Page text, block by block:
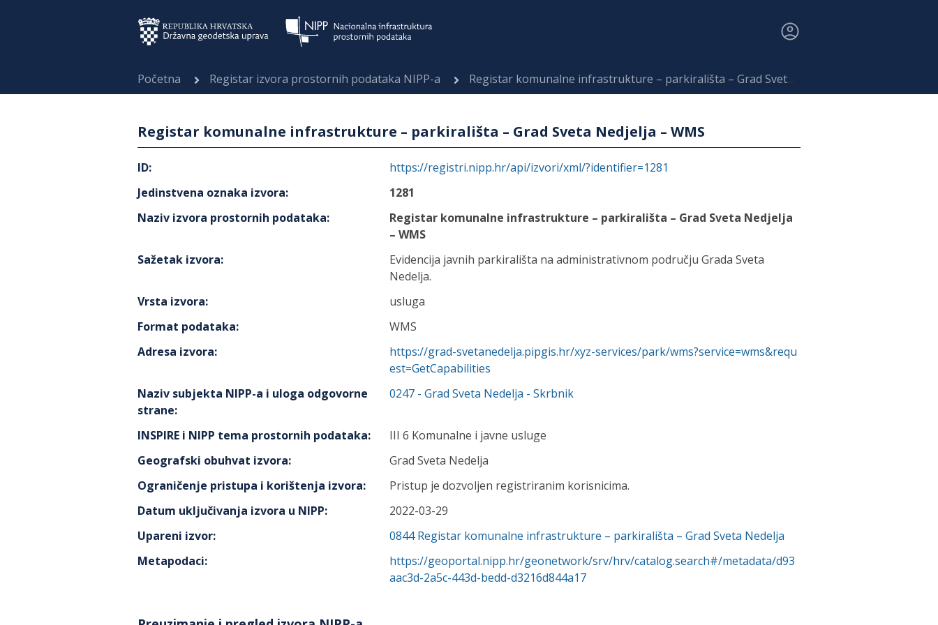
Početna Registar izvora prostornih podataka NIPP-a Registar komunalne infrastrukture – parkirališta – Grad Sveta Nedjelja – WMS
Registar komunalne infrastrukture – parkirališta – Grad Sveta Nedjelja – WMS
ID:
https://registri.nipp.hr/api/izvori/xml/?identifier=1281
Jedinstvena oznaka izvora:
1281
Naziv izvora prostornih podataka:
Registar komunalne infrastrukture – parkirališta – Grad Sveta Nedjelja
– WMS
Sažetak izvora:
Evidencija javnih parkirališta na administrativnom području Grada Sveta
Nedelja.
Vrsta izvora:
usluga
Format podataka:
WMS
Adresa izvora:
https://grad-svetanedelja.pipgis.hr/xyz-services/park/wms?service=wms&requ
est=GetCapabilities
Naziv subjekta NIPP-a i uloga odgovorne
strane:
0247 - Grad Sveta Nedelja - Skrbnik
INSPIRE i NIPP tema prostornih podataka:
III 6 Komunalne i javne usluge
Geografski obuhvat izvora:
Grad Sveta Nedelja
Ograničenje pristupa i korištenja izvora:
Pristup je dozvoljen registriranim korisnicima.
Datum uključivanja izvora u NIPP:
2022-03-29
Upareni izvor: 0844 Registar komunalne infrastrukture – parkirališta – Grad Sveta Nedelja
Metapodaci:
https://geoportal.nipp.hr/geonetwork/srv/hrv/catalog.search#/metadata/d93
aac3d-2a5c-443d-bedd-d3216d844a17